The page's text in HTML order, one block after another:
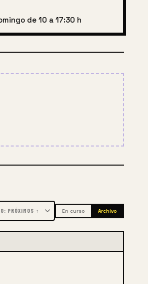
de 10 a 17:30 h
En curso Archivo